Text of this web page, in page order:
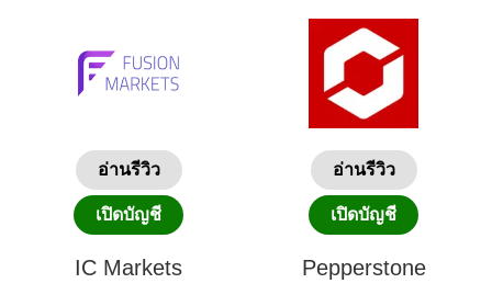
อ่านรีวิว
เปิดบัญชี
อ่านรีวิว
เปิดบัญชี
IC Markets Pepperstone